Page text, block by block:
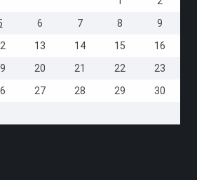
6 7 8
9
13 14 15
16
20 21 22
23
27 28 29
30